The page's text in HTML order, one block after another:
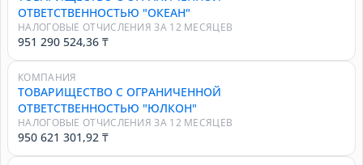
ОТВЕТСТВЕННОСТЬЮ "ОКЕАН"
НАЛОГОВЫЕ ОТЧИСЛЕНИЯ ЗА 12 МЕСЯЦЕВ
951 290 524,36 ₸
КОМПАНИЯ
ТОВАРИЩЕСТВО С ОГРАНИЧЕННОЙ
ОТВЕТСТВЕННОСТЬЮ "ЮЛКОН"
НАЛОГОВЫЕ ОТЧИСЛЕНИЯ ЗА 12 МЕСЯЦЕВ
950 621 301,92 ₸